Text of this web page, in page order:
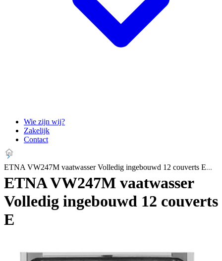
Wie zijn wij?
Zakelijk
Contact
ETNA VW247M vaatwasser Volledig ingebouwd 12 couverts E
ETNA VW247M vaatwasser
Volledig ingebouwd 12 couverts
E